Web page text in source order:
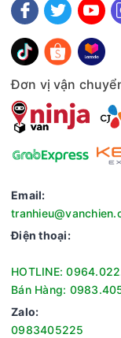
Sử dụng bình úp
độ vững chắc và
Cùng với, khay
dàng tháo lắp và
Cây nước nóng
toàn, yên tâm khi sử
- Tự động ngắt điện
nước.
Đơn vị vận
Email:
Điện thoại:
HOTLINE:
Bán Hàng:
Zalo:
0983405225